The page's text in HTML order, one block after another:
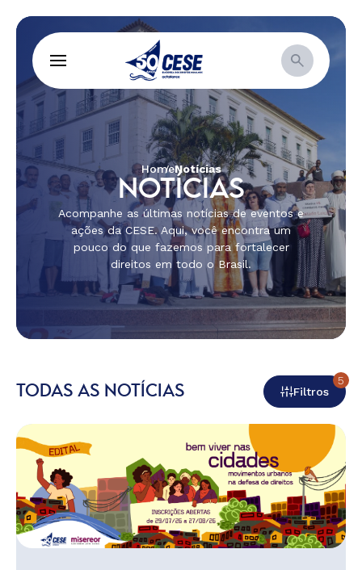
HomeNotícias
NOTÍCIAS
Acompanhe as últimas notícias de eventos e
ações da CESE. Aqui, você encontra um
pouco do que fazemos para fortalecer
direitos em todo o Brasil.
TODAS AS NOTÍCIAS Filtros
5